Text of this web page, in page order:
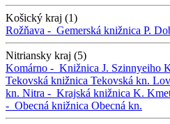
Košický kraj (1)
Rožňava - Gemerská knižnica P.
Nitriansky kraj (5)
Komárno - Knižnica J. Szinnyeiho
Tekovská knižnica Tekovská kn.
kn. Nitra - Krajská knižnica K.
- Obecná knižnica Obecná kn.